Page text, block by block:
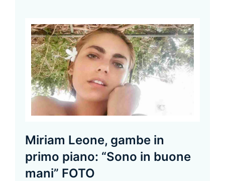
Miriam Leone, gambe in
primo piano: “Sono in buone
mani” FOTO